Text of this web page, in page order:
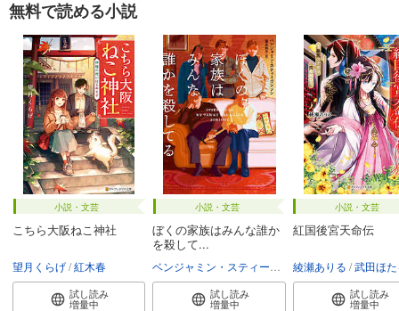
無料で読める小説
小説・文芸
こちら大阪ねこ神社
望月くらげ 紅木春
試し読み
増量中
小説・文芸
ぼくの家族はみんな誰か
を殺して...
富永和子
試し読み
増量中
小説・文芸
紅国後宮天命伝
綾瀬ありる 武田ほ
試し読み
増量中